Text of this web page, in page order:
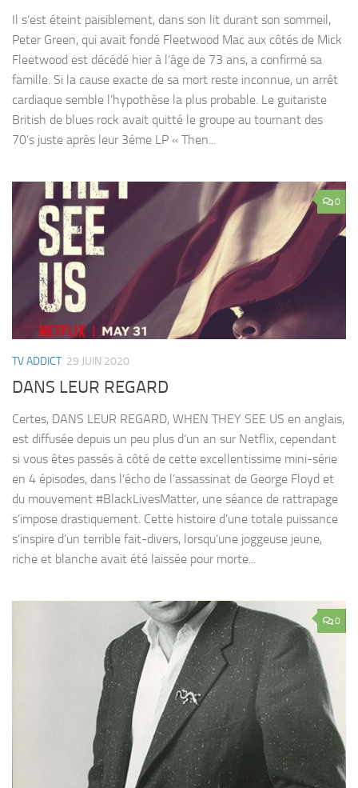
Il s’est éteint paisiblement, dans son lit durant son sommeil,
Peter Green, qui avait fondé Fleetwood Mac aux côtés de Mick
Fleetwood est décédé hier à l’âge de 73 ans, a confirmé sa
famille. Si la cause exacte de sa mort reste inconnue, un arrêt
cardiaque semble l’hypothèse la plus probable. Le guitariste
British de blues rock avait quitté le groupe au tournant des
70’s juste après leur 3éme LP « Then...
0
TV ADDICT 29 JUIN 2020
DANS LEUR REGARD
Certes, DANS LEUR REGARD, WHEN THEY SEE US en anglais,
est diffusée depuis un peu plus d’un an sur Netflix, cependant
si vous êtes passés à côté de cette excellentissime mini-série
en 4 épisodes, dans l’écho de l’assassinat de George Floyd et
du mouvement #BlackLivesMatter, une séance de rattrapage
s’impose drastiquement. Cette histoire d’une totale puissance
s’inspire d’un terrible fait-divers, lorsqu’une joggeuse jeune,
riche et blanche avait été laissée pour morte...
0